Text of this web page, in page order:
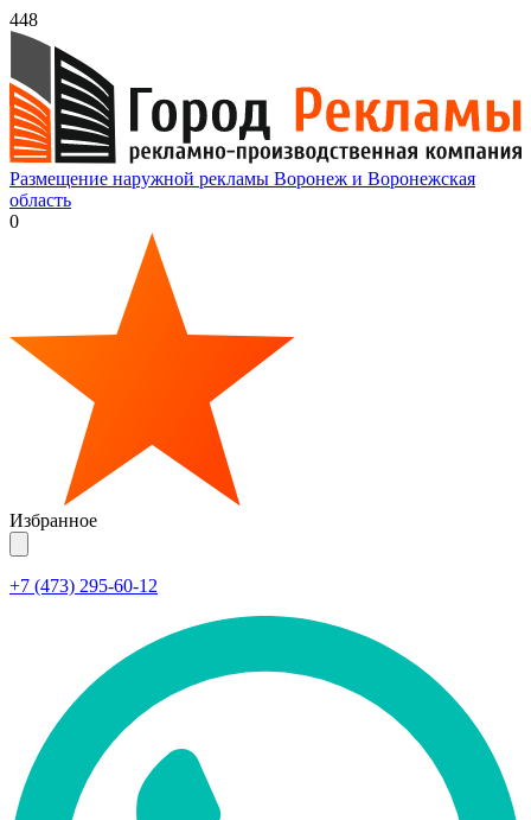
448
Размещение наружной рекламы Воронеж и Воронежская
область
0
Избранное
+7 (473) 295-60-12